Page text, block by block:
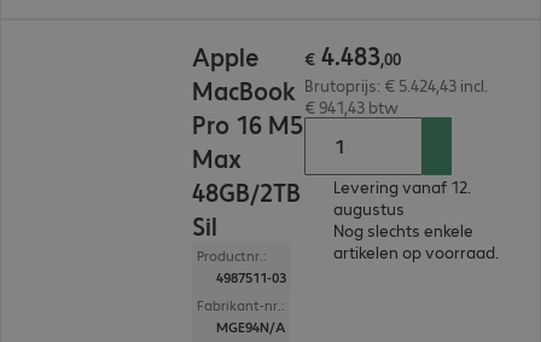
Apple
MacBook
Pro 16 M5
Max
48GB/2TB
Sil
Productnr.:
4987511-03
Fabrikant-nr.:
MGE94N/A
€ 4.483,00
Brutoprijs: € 5.424,43 incl.
€ 941,43 btw
Levering vanaf 12.
augustus
Nog slechts enkele
artikelen op voorraad.